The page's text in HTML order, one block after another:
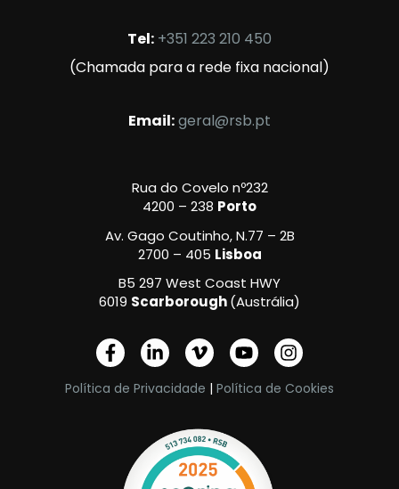
Tel: +351 223 210 450
(Chamada para a rede fixa nacional)
Email:geral@rsb.pt
Rua do Covelo nº232
4200 – 238 Porto
Av. Gago Coutinho, N.77 – 2B
2700 – 405 Lisboa
B5 297 West Coast HWY
6019 Scarborough(Austrália)
F
a
c
e
L
i
n
k
d
n
V
i
m
e
-
v
Y
o
u
t
b
e
I
n
s
t
Política de Privacidade | Política de Cookies